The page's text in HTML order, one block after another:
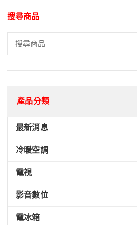
搜尋商品
產品分類
最新消息
冷暖空調
電視
影音數位
電冰箱